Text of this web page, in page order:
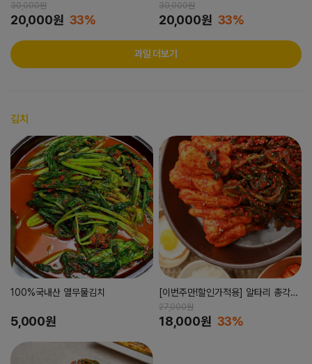
30,000원
20,000원 33%
30,000원
20,000원 33%
과일 더보기
김치
100%국내산 열무물김치
5,000원
[이번주만!할인가적용] 알타리 총각김
치 !!
27,000원
18,000원 33%